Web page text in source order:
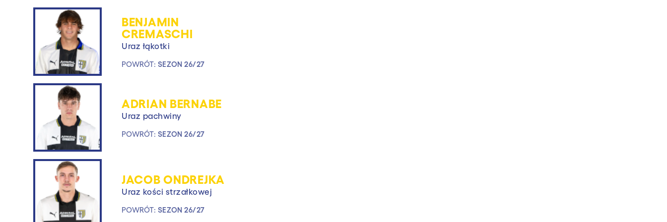
BENJAMIN
CREMASCHI
Uraz łąkotki
POWRÓT: SEZON 26/27
ADRIAN BERNABE
Uraz pachwiny
POWRÓT: SEZON 26/27
JACOB ONDREJKA
Uraz kości strzałkowej
POWRÓT: SEZON 26/27